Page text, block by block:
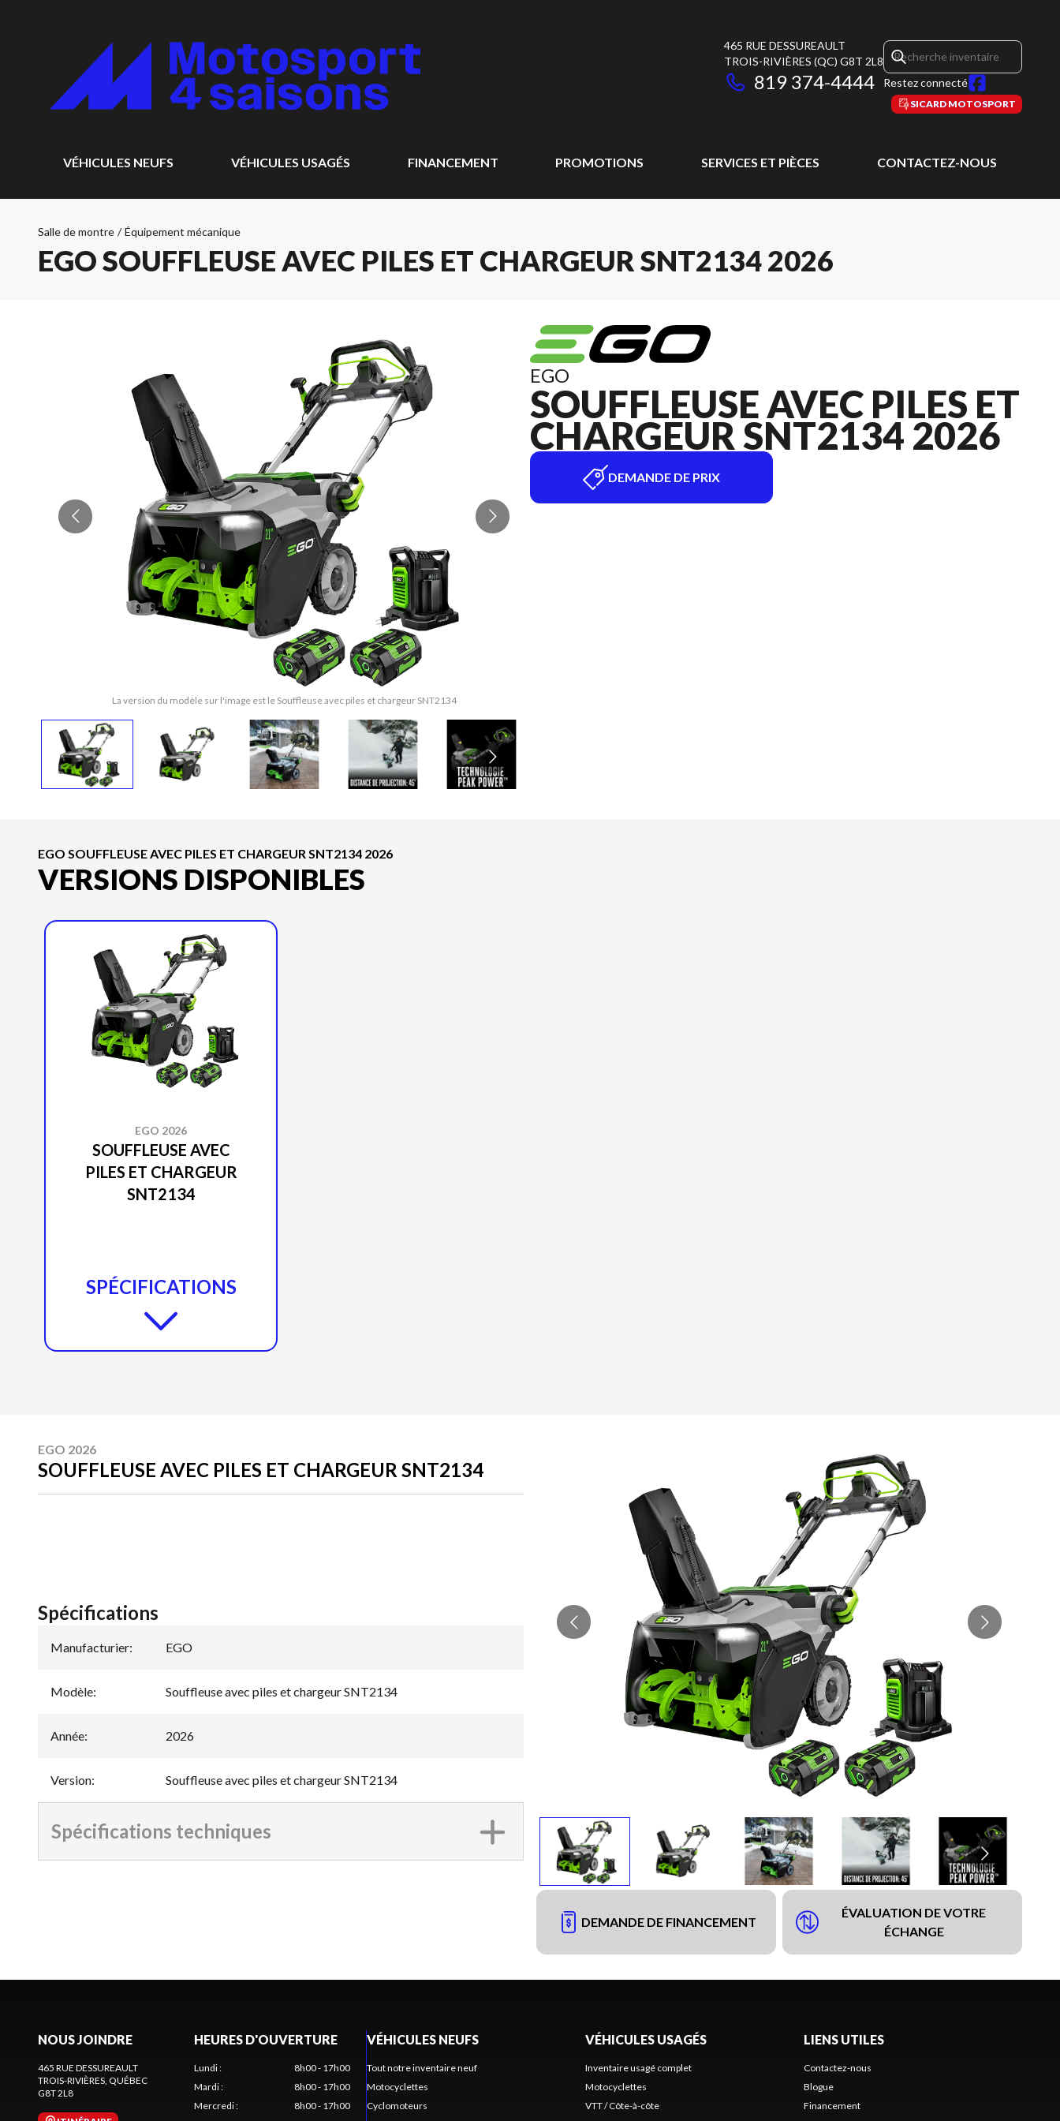
465 RUE DESSUREAULT
TROIS-RIVIÈRES (QC) G8T 2L8
819 374-4444 Restez connecté
SICARD MOTOSPORT
VÉHICULES NEUFS VÉHICULES USAGÉS FINANCEMENT PROMOTIONS SERVICES ET PIÈCES CONTACTEZ-NOUS
Salle de montre / Équipement mécanique
EGO SOUFFLEUSE AVEC PILES ET CHARGEUR SNT2134 2026
La version du modèle sur l'image est le Souffleuse avec piles et chargeur SNT2134
EGO
SOUFFLEUSE AVEC PILES ET
CHARGEUR SNT2134 2026
DEMANDE DE PRIX
EGO SOUFFLEUSE AVEC PILES ET CHARGEUR SNT2134 2026
VERSIONS DISPONIBLES
EGO 2026
SOUFFLEUSE AVEC
PILES ET CHARGEUR
SNT2134
SPÉCIFICATIONS
EGO 2026
SOUFFLEUSE AVEC PILES ET CHARGEUR SNT2134
DEMANDE DE FINANCEMENT
ÉVALUATION DE VOTRE
ÉCHANGE
Spécifications
Manufacturier: EGO
Modèle: Souffleuse avec piles et chargeur SNT2134
Année: 2026
Version: Souffleuse avec piles et chargeur SNT2134
Spécifications techniques
NOUS JOINDRE
465 RUE DESSUREAULT
TROIS-RIVIÈRES, QUÉBEC
G8T 2L8
HEURES D'OUVERTURE
Lundi:
8h00 - 17h00
Mardi:
8h00 - 17h00
Mercredi:
8h00 - 17h00
VÉHICULES NEUFS
Tout notre inventaire neuf
Motocyclettes
Cyclomoteurs
VÉHICULES USAGÉS
Inventaire usagé complet
Motocyclettes
VTT / Côte-à-côte
LIENS UTILES
Contactez-nous
Blogue
Financement